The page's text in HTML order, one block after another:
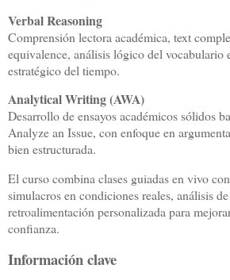
Verbal Reasoning
Comprensión lectora académica, text
equivalence, análisis lógico del vocabulario
estratégico del tiempo.
Analytical Writing (AWA)
Desarrollo de ensayos académicos sólidos
Analyze an Issue, con enfoque en
bien estructurada.
El curso combina clases guiadas en vivo
simulacros en condiciones reales, análisis
retroalimentación personalizada para
confianza.
Información clave